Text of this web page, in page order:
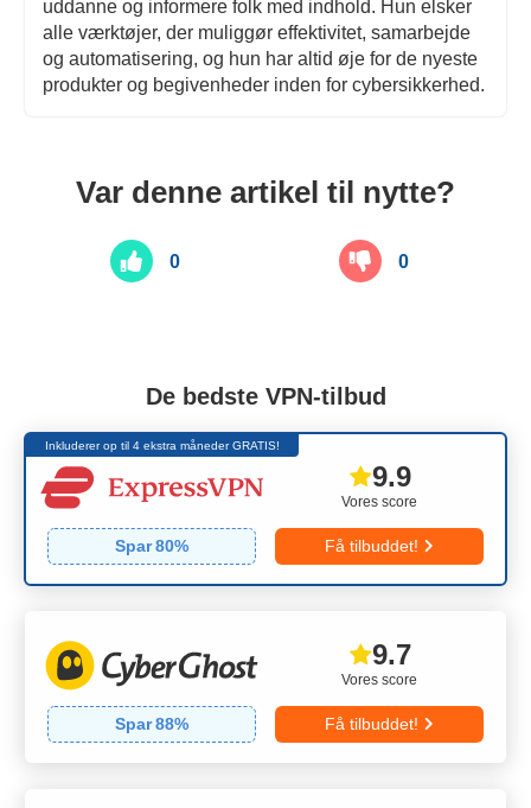
uddanne og informere folk med indhold. Hun elsker
alle værktøjer, der muliggør effektivitet, samarbejde
og automatisering, og hun har altid øje for de nyeste
produkter og begivenheder inden for cybersikkerhed.
Var denne artikel til nytte?
0 0
De bedste VPN-tilbud
Inkluderer op til 4 ekstra måneder GRATIS!
Vores score
9.9
Spar80% Få tilbuddet!
Vores score
9.7
Spar88% Få tilbuddet!